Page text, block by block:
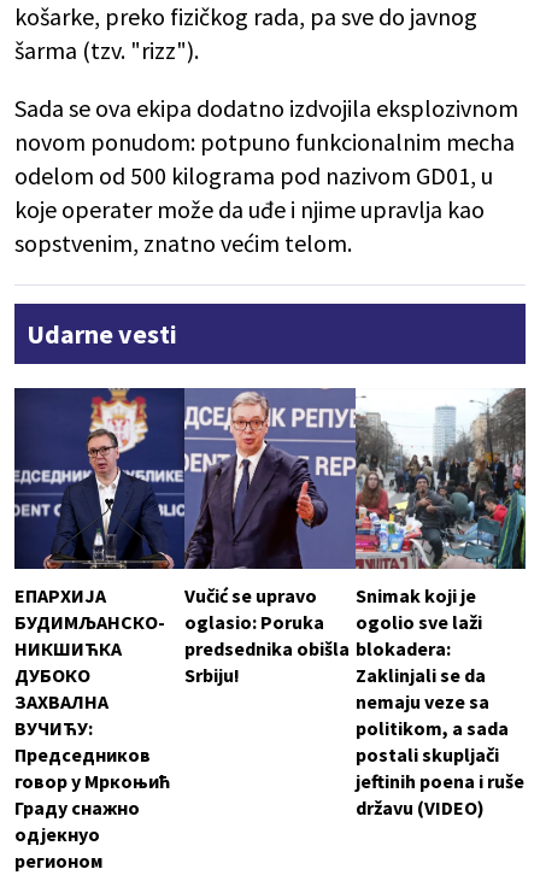
košarke, preko fizičkog rada, pa sve do javnog
šarma (tzv. "rizz").
Sada se ova ekipa dodatno izdvojila eksplozivnom
novom ponudom: potpuno funkcionalnim mecha
odelom od 500 kilograma pod nazivom GD01, u
koje operater može da uđe i njime upravlja kao
sopstvenim, znatno većim telom.
Udarne vesti
ЕПАРХИЈА
БУДИМЉАНСКО-
НИКШИЋКА
ДУБОКО
ЗАХВАЛНА
ВУЧИЋУ:
Председников
говор у Мркоњић
Граду снажно
одјекнуо
регионом
Vučić se upravo
oglasio: Poruka
predsednika obišla
Srbiju!
Snimak koji je
ogolio sve laži
blokadera:
Zaklinjali se da
nemaju veze sa
politikom, a sada
postali skupljači
jeftinih poena i ruše
državu (VIDEO)